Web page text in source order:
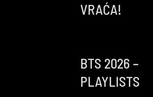
VRAĆA!
BTS 2026 –
PLAYLISTS